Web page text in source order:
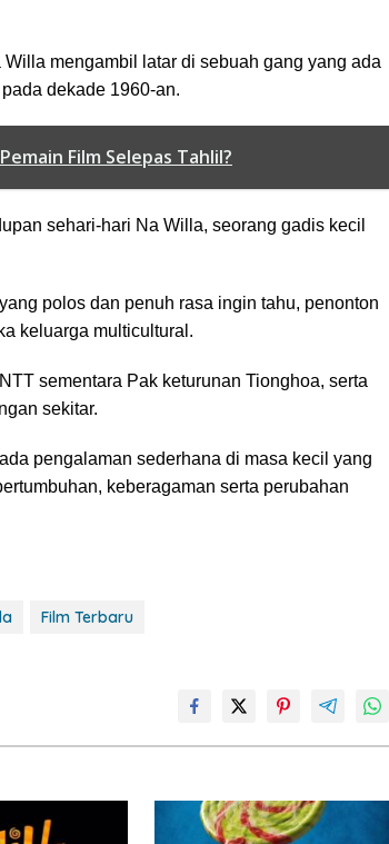
mengambil latar di sebuah gang yang ada
dekade 1960-an.
Film Selepas Tahlil?
sehari-hari Na Willa, seorang gadis kecil
polos dan penuh rasa ingin tahu, penonton
keluarga multicultural.
sementara Pak keturunan Tionghoa, serta
sekitar.
pengalaman sederhana di masa kecil yang
keberagaman serta perubahan
Film Terbaru